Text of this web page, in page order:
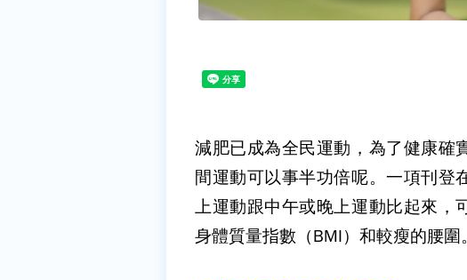
減肥已成為全民運動，為了健康確
間運動可以事半功倍呢。一項刊登
上運動跟中午或晚上運動比起來，
身體質量指數（BMI）和較瘦的腰圍。